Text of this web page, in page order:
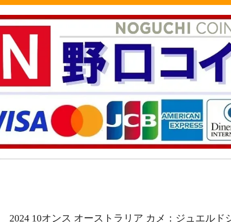
2024 10オンス オーストラリア カメ：ジュエルド